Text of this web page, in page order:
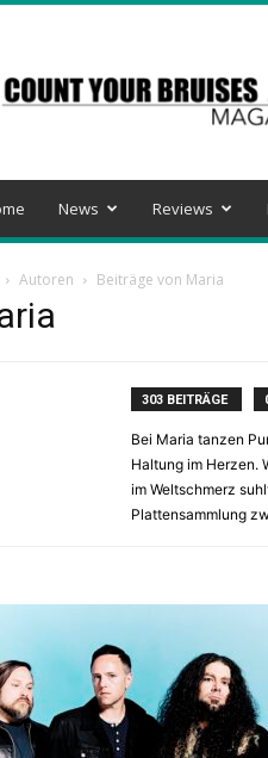
Your
Bruises
Magazine
News Reviews
Autoren Beiträge von Maria
303 BEITRÄGE
Bei Maria tanzen
Haltung im Herzen.
im Weltschmerz
Plattensammlung